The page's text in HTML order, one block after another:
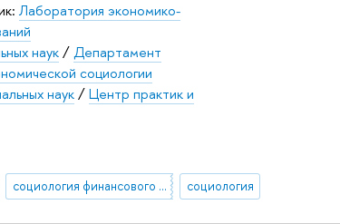
Лаборатория экономико-
наук/Департамент
социологии
наук/Центр практик и
социология финансового поведения социология